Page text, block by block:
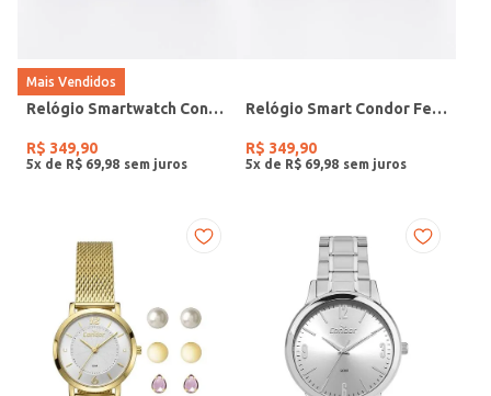
Mais Vendidos
Relógio Smartwatch Condor PRETO
R$ 349,90
5x de R$ 69 98
Relógio Smart Condor Feminino ROSE
R$ 349,90
5x de R$ 69 98